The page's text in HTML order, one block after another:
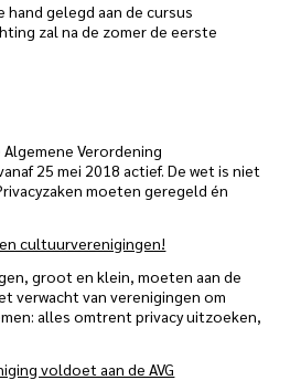
gelegd aan de cursus
zal na de zomer de eerste
Algemene Verordening
25 mei 2018 actief. De wet is niet
moeten geregeld én
cultuurverenigingen!
groot en klein, moeten aan de
verwacht van verenigingen om
alles omtrent privacy uitzoeken,
voldoet aan de AVG